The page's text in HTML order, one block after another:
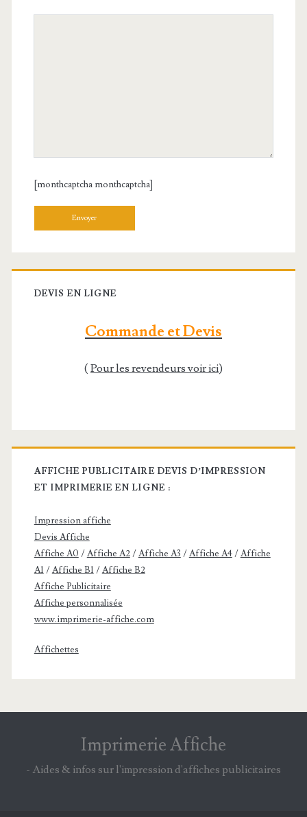
[monthcaptcha monthcaptcha]
DEVIS EN LIGNE
Commande et Devis
( Pour les revendeurs voir ici)
AFFICHE PUBLICITAIRE DEVIS D’IMPRESSION
ET IMPRIMERIE EN LIGNE :
Impression affiche
Devis Affiche
Affiche A0 /Affiche A2/Affiche A3 /Affiche A4/Affiche
A1 /Affiche B1 /Affiche B2
Affiche Publicitaire
Affiche personnalisée
www.imprimerie-affiche.com
Affichettes
Imprimerie Affiche
- Aides & infos sur l'impression d'affiches publicitaires